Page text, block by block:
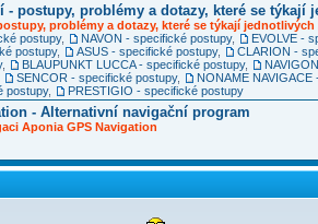
- postupy, problémy a dotazy, které se týkají
problémy a dotazy, které se týkají jednotlivých
postupy, NAVON - specifické postupy, EVOLVE -
postupy, ASUS - specifické postupy, CLARION -
, BLAUPUNKT LUCCA - specifické postupy,
SENCOR - specifické postupy, NONAME
postupy, PRESTIGIO - specifické postupy
- Alternativní navigační program
Aponia GPS Navigation